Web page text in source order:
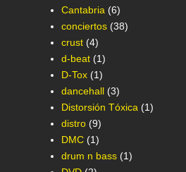
Cantabria (6)
conciertos (38)
crust (4)
d-beat (1)
D-Tox (1)
dancehall (3)
Distorsión Tóxica (1)
distro (9)
DMC (1)
drum n bass (1)